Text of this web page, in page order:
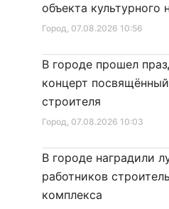
Город, 07.08.2026 10:56
объекта культурного
Город, 07.08.2026 10:03
В городе прошел
концерт
строителя
В городе наградили
работников
комплекса